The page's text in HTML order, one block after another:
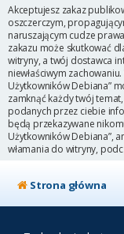
Akceptujesz zakaz
oszczerczym,
naruszającym cudze
zakazu może skutkować
witryny, a twój dostawca
niewłaściwym
Użytkowników Debiana”
zamknąć każdy twój
podanych przez ciebie
będą przekazywane
Użytkowników Debiana”,
włamania do witryny,
Strona główna